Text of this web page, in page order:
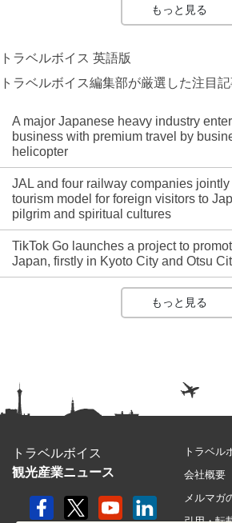
もっと見る
トラベルボイス 英語版
トラベルボイス編集部が厳選した注目
A major Japanese heavy industry
business with premium travel by
helicopter
JAL and four railway companies
tourism model for foreign visitors to
pilgrim and spiritual cultures
TikTok Go launches a project to
Japan, firstly in Kyoto City and Otsu
もっと見る
トラベルボイス
観光産業ニュース
トラベル
会社概要
メルマガ